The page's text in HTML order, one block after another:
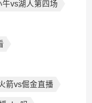
牛vs湖人第四场
箭vs倔金直播